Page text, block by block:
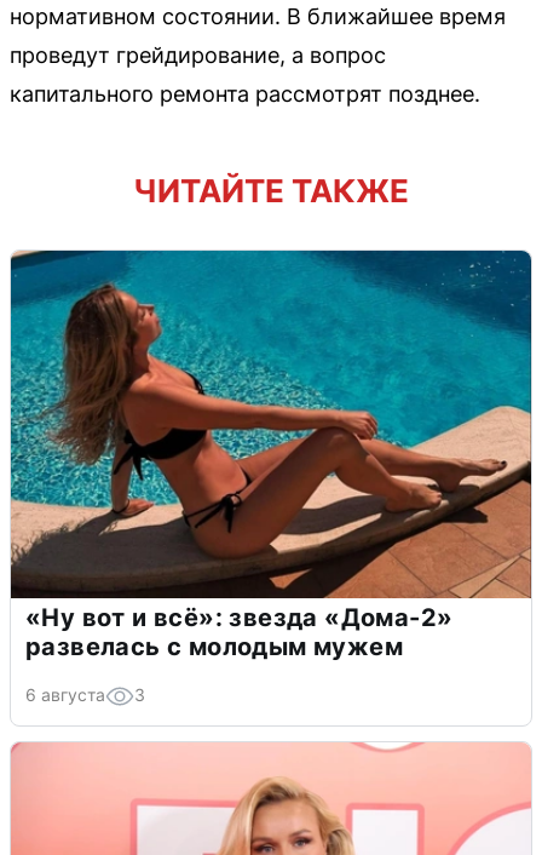
нормативном состоянии. В ближайшее время
проведут грейдирование, а вопрос
капитального ремонта рассмотрят позднее.
ЧИТАЙТЕ ТАКЖЕ
«Ну вот и всё»: звезда «Дома-2»
развелась с молодым мужем
6 августа 3